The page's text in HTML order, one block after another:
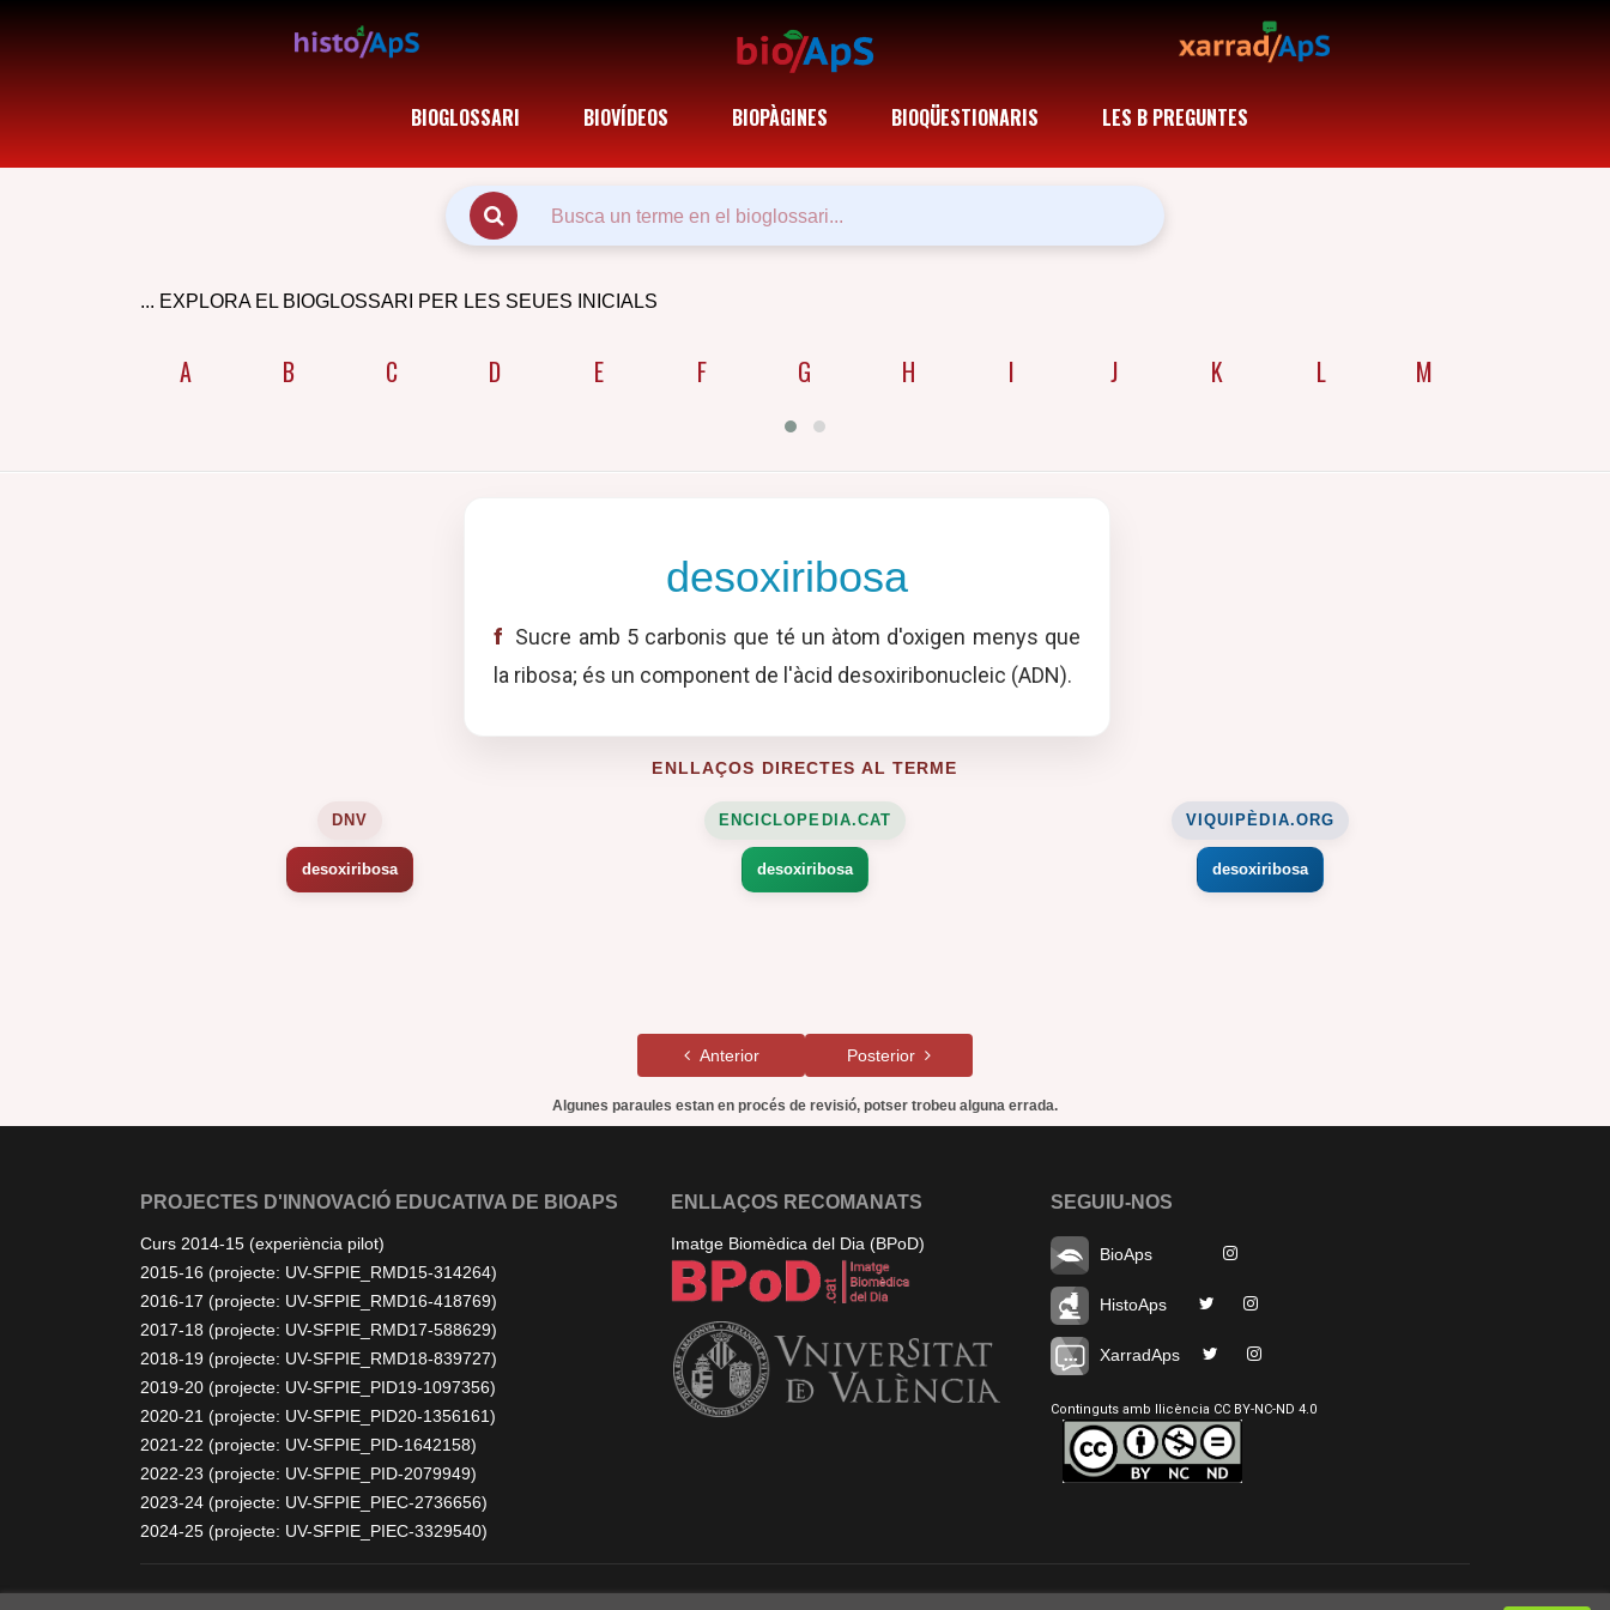
BIOGLOSSARI BIOVÍDEOS BIOPÀGINES BIOQÜESTIONARIS LES B PREGUNTES
... EXPLORA EL BIOGLOSSARI PER LES SEUES INICIALS
A B C D E F G H I J K L M
desoxiribosa
f Sucre amb 5 carbonis que té un àtom d'oxigen menys que
la ribosa; és un component de l'àcid desoxiribonucleic (ADN).
ENLLAÇOS DIRECTES AL TERME
DNV
desoxiribosa
ENCICLOPEDIA.CAT
desoxiribosa
VIQUIPÈDIA.ORG
desoxiribosa
Anterior Posterior
Algunes paraules estan en procés de revisió, potser trobeu alguna errada.
PROJECTES D'INNOVACIÓ EDUCATIVA DE BIOAPS
Curs 2014-15 (experiència pilot)
2015-16 (projecte: UV-SFPIE_RMD15-314264)
2016-17 (projecte: UV-SFPIE_RMD16-418769)
2017-18 (projecte: UV-SFPIE_RMD17-588629)
2018-19 (projecte: UV-SFPIE_RMD18-839727)
2019-20 (projecte: UV-SFPIE_PID19-1097356)
2020-21 (projecte: UV-SFPIE_PID20-1356161)
2021-22 (projecte: UV-SFPIE_PID-1642158)
2022-23 (projecte: UV-SFPIE_PID-2079949)
2023-24 (projecte: UV-SFPIE_PIEC-2736656)
2024-25 (projecte: UV-SFPIE_PIEC-3329540)
ENLLAÇOS RECOMANATS
Imatge Biomèdica del Dia (BPoD)
SEGUIU-NOS
BioAps
HistoAps
XarradAps
Continguts amb llicència CC BY-NC-ND 4.0